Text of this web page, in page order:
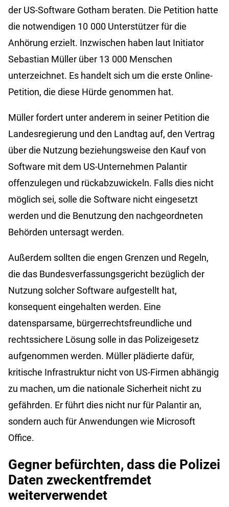
der US-Software Gotham beraten. Die Petition hatte
die notwendigen 10 000 Unterstützer für die
Anhörung erzielt. Inzwischen haben laut Initiator
Sebastian Müller über 13 000 Menschen
unterzeichnet. Es handelt sich um die erste Online-
Petition, die diese Hürde genommen hat.
Müller fordert unter anderem in seiner Petition die
Landesregierung und den Landtag auf, den Vertrag
über die Nutzung beziehungsweise den Kauf von
Software mit dem US-Unternehmen Palantir
offenzulegen und rückabzuwickeln. Falls dies nicht
möglich sei, solle die Software nicht eingesetzt
werden und die Benutzung den nachgeordneten
Behörden untersagt werden.
Außerdem sollten die engen Grenzen und Regeln,
die das Bundesverfassungsgericht bezüglich der
Nutzung solcher Software aufgestellt hat,
konsequent eingehalten werden. Eine
datensparsame, bürgerrechtsfreundliche und
rechtssichere Lösung solle in das Polizeigesetz
aufgenommen werden. Müller plädierte dafür,
kritische Infrastruktur nicht von US-Firmen abhängig
zu machen, um die nationale Sicherheit nicht zu
gefährden. Er führt dies nicht nur für Palantir an,
sondern auch für Anwendungen wie Microsoft
Office.
Gegner befürchten, dass die Polizei
Daten zweckentfremdet
weiterverwendet